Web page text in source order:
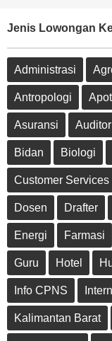
Jenis Lowongan
Administrasi
Antropologi
Asuransi Auditor
Bidan Biologi
Customer Services
Dosen Drafter
Energi Farmasi
Guru Hotel
Info CPNS
Kalimantan Barat